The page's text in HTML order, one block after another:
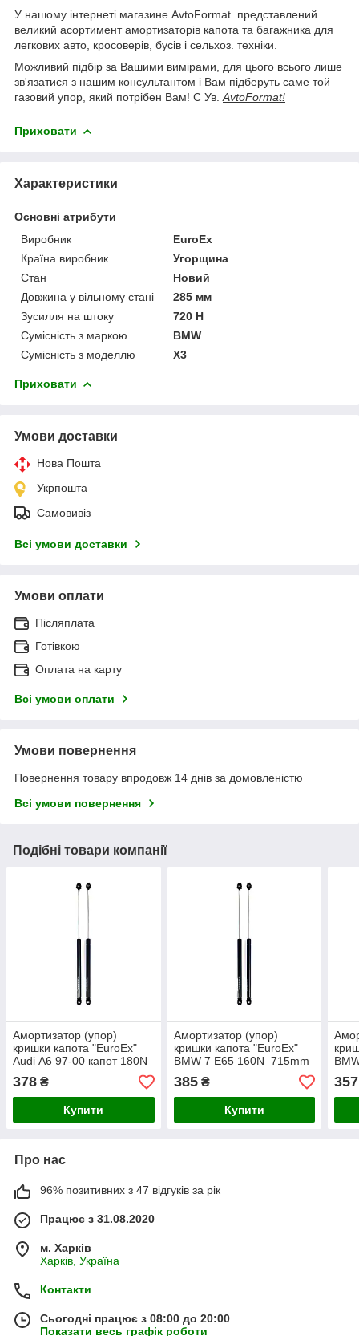
У нашому інтернеті магазине AvtoFormat представлений
великий асортимент амортизаторів капота та багажника для
легкових авто, кросоверів, бусів і сельхоз. техніки.
Можливий підбір за Вашими вимірами, для цього всього лише
зв'язатися з нашим консультантом і Вам підберуть саме той
газовий упор, який потрібен Вам! С Ув. AvtoFormat!
Приховати
Характеристики
Основні атрибути
Виробник
EuroEx
Країна виробник
Угорщина
Стан
Новий
Довжина у вільному стані
285 мм
Зусилля на штоку
720 Н
Сумісність з маркою
BMW
Сумісність з моделлю
X3
Приховати
Умови доставки
Нова Пошта
Укрпошта
Самовивіз
Всі умови доставки
Умови оплати
Післяплата
Готівкою
Оплата на карту
Всі умови оплати
Умови повернення
Повернення товару впродовж 14 днів за домовленістю
Всі умови повернення
Подібні товари компанії
Амортизатор (упор)
кришки капота "EuroEx"
Audi А6 97-00 капот 180N
720mm
378 ₴
Купити
Амортизатор (упор)
кришки капота "EuroEx"
BMW 7 E65 160N 715mm
385₴
Купити
357
Про нас
96% позитивних з 47 відгуків за рік
Працює з 31.08.2020
м. Харків
Харків, Україна
Контакти
Сьогодні працює з 08:00 до 20:00
Показати весь графік роботи